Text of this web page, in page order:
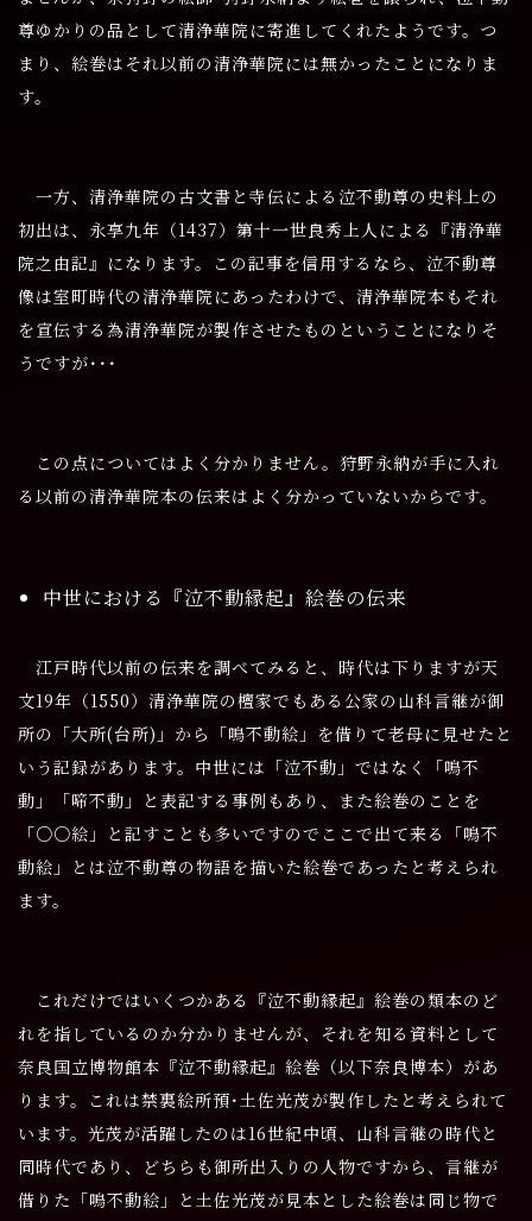
尊ゆかりの品として清浄華院に寄進してくれたようです。つ
まり、絵巻はそれ以前の清浄華院には無かったことになりま
す。
一方、清浄華院の古文書と寺伝による泣不動尊の史料上の
初出は、永享九年（1437）第十一世良秀上人による『清浄華
院之由記』になります。この記事を信用するなら、泣不動尊
像は室町時代の清浄華院にあったわけで、清浄華院本もそれ
を宣伝する為清浄華院が製作させたものということになりそ
うですが･･･
この点についてはよく分かりません。狩野永納が手に入れ
る以前の清浄華院本の伝来はよく分かっていないからです。
中世における『泣不動縁起』絵巻の伝来
江戸時代以前の伝来を調べてみると、時代は下りますが天
文19年（1550）清浄華院の檀家でもある公家の山科言継が御
所の「大所(台所)」から「鳴不動絵」を借りて老母に見せたと
いう記録があります。中世には「泣不動」ではなく「鳴不
動」「啼不動」と表記する事例もあり、また絵巻のことを
「○○絵」と記すことも多いですのでここで出て来る「鳴不
動絵」とは泣不動尊の物語を描いた絵巻であったと考えられ
ます。
これだけではいくつかある『泣不動縁起』絵巻の類本のど
れを指しているのか分かりませんが、それを知る資料として
奈良国立博物館本『泣不動縁起』絵巻（以下奈良博本）があ
ります。これは禁裏絵所預･土佐光茂が製作したと考えられて
います。光茂が活躍したのは16世紀中頃、山科言継の時代と
同時代であり、どちらも御所出入りの人物ですから、言継が
借りた「鳴不動絵」と土佐光茂が見本とした絵巻は同じ物で